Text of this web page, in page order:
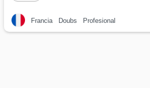
Francia Doubs Profesional